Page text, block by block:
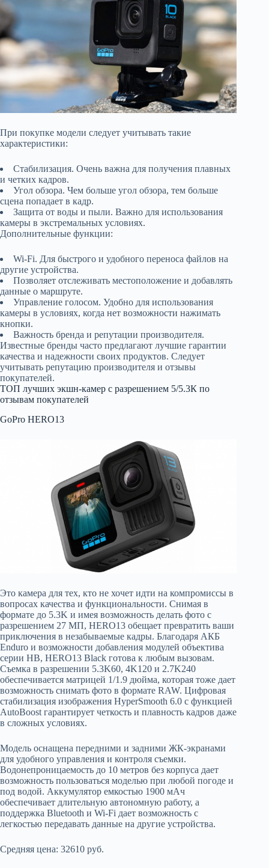
При покупке модели следует учитывать такие
характеристики:
Стабилизация. Очень важна для получения плавных
и четких кадров.
Угол обзора. Чем больше угол обзора, тем больше
сцена попадает в кадр.
Защита от воды и пыли. Важно для использования
камеры в экстремальных условиях.
Дополнительные функции:
Wi-Fi. Для быстрого и удобного переноса файлов на
другие устройства.
Позволяет отслеживать местоположение и добавлять
данные о маршруте.
Управление голосом. Удобно для использования
камеры в условиях, когда нет возможности нажимать
кнопки.
Важность бренда и репутации производителя.
Известные бренды часто предлагают лучшие гарантии
качества и надежности своих продуктов. Следует
учитывать репутацию производителя и отзывы
покупателей.
ТОП лучших экшн-камер с разрешением 5/5.3К по
отзывам покупателей
GoPro HERO13
Это камера для тех, кто не хочет идти на компромиссы в
вопросах качества и функциональности. Снимая в
формате до 5.3K и имея возможность делать фото с
разрешением 27 МП, HERO13 обещает превратить ваши
приключения в незабываемые кадры. Благодаря АКБ
Enduro и возможности добавления модулей объектива
серии HB, HERO13 Black готова к любым вызовам.
Съемка в разрешении 5.3K60, 4K120 и 2.7K240
обеспечивается матрицей 1/1.9 дюйма, которая тоже дает
возможность снимать фото в формате RAW. Цифровая
стабилизация изображения HyperSmooth 6.0 с функцией
AutoBoost гарантирует четкость и плавность кадров даже
в сложных условиях.
Модель оснащена передними и задними ЖК-экранами
для удобного управления и контроля съемки.
Водонепроницаемость до 10 метров без корпуса дает
возможность пользоваться моделью при любой погоде и
под водой. Аккумулятор емкостью 1900 мАч
обеспечивает длительную автономную работу, а
поддержка Bluetooth и Wi-Fi дает возможность с
легкостью передавать данные на другие устройства.
Средняя цена: 32610 руб.